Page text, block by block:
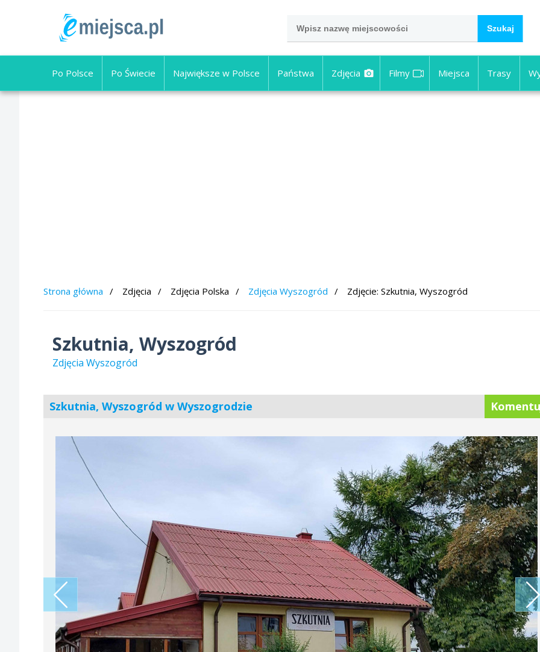
Po Polsce Po Świecie Największe w Polsce Państwa Zdjęcia Filmy Miejsca Trasy
Strona główna Zdjęcia Zdjęcia Polska Zdjęcia Wyszogród Zdjęcie: Szkutnia, Wyszogród
Szkutnia, Wyszogród
Zdjęcia Wyszogród
Szkutnia, Wyszogród w Wyszogrodzie